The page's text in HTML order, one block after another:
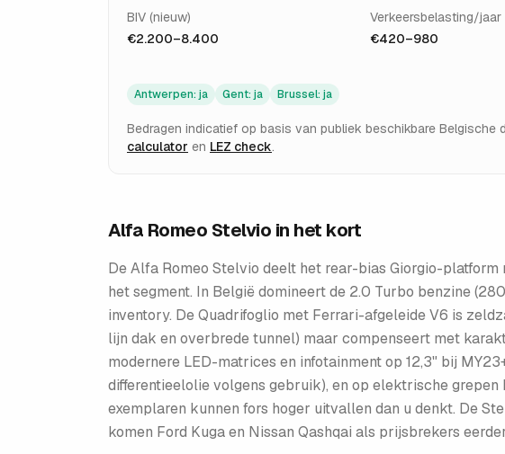
BIV (nieuw)
€2.200–8.400
Verkeersbelasting/jaar
€420–980
Antwerpen: ja Gent: ja Brussel: ja
Bedragen indicatief op basis van publiek beschikbare
calculator en LEZ check.
Alfa Romeo Stelvio in het kort
De Alfa Romeo Stelvio deelt het rear-bias Giorgio-
het segment. In België domineert de 2.0 Turbo benzine
inventory. De Quadrifoglio met Ferrari-afgeleide V6 is
lijn dak en overbrede tunnel) maar compenseert met
modernere LED-matrices en infotainment op 12,3" bij
differentieelolie volgens gebruik), en op elektrische
exemplaren kunnen fors hoger uitvallen dan u denkt. De
komen Ford Kuga en Nissan Qashqai als prijsbrekers